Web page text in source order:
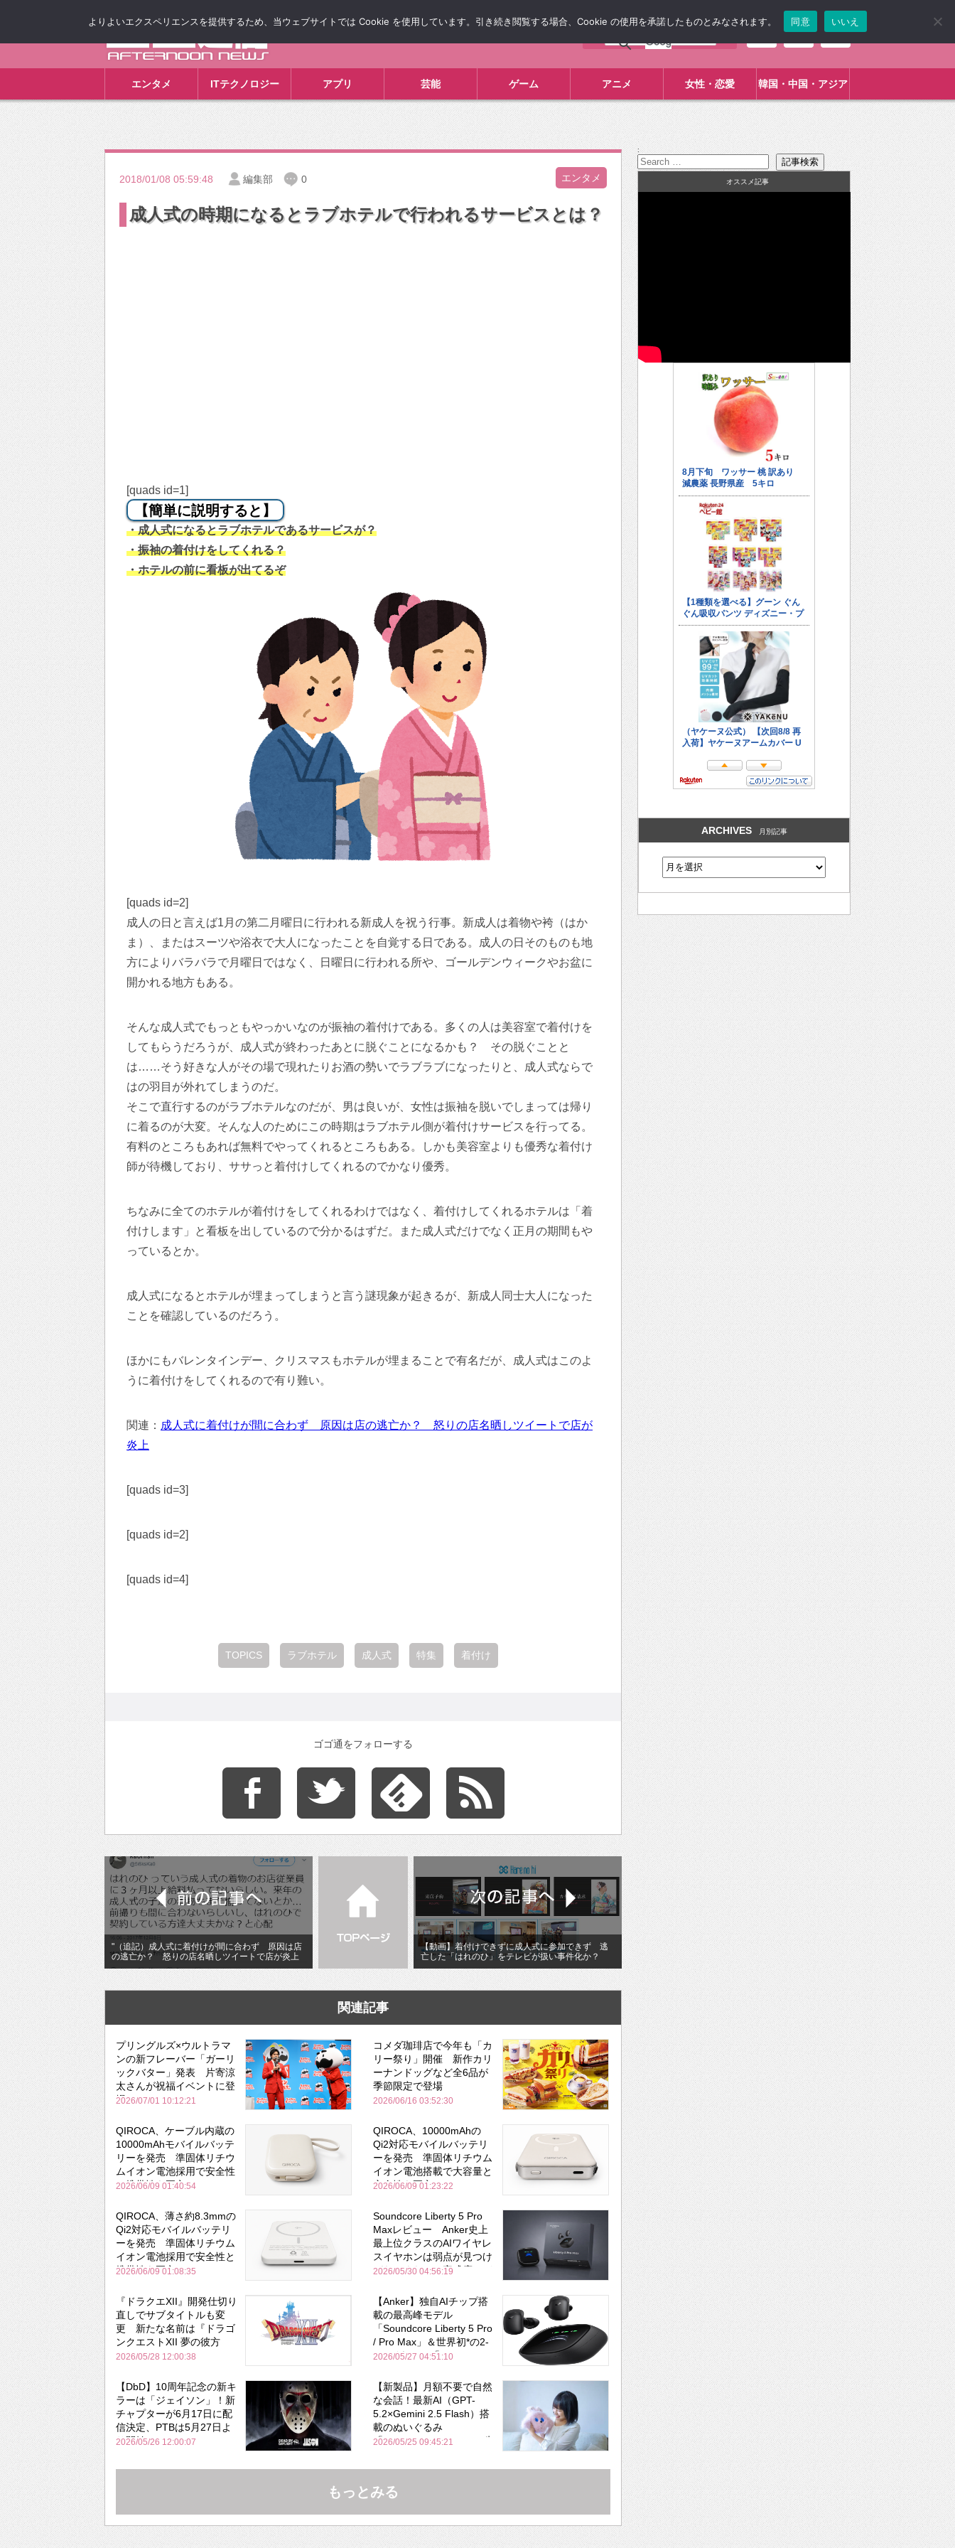
エンタメ ITテクノロジー アプリ 芸能 ゲーム アニメ 女性・恋愛 韓国・中国・アジア
2018/01/08 05:59:48 編集部 0 エンタメ
成人式の時期になるとラブホテルで行われるサービスとは？
[quads id=1]
【簡単に説明すると】
・成人式になるとラブホテルであるサービスが？
・振袖の着付けをしてくれる？
・ホテルの前に看板が出てるぞ
[quads id=2]
成人の日と言えば1月の第二月曜日に行われる新成人を祝う行事。新成人は着物や袴（はか
ま）、またはスーツや浴衣で大人になったことを自覚する日である。成人の日そのものも地
方によりバラバラで月曜日ではなく、日曜日に行われる所や、ゴールデンウィークやお盆に
開かれる地方もある。
そんな成人式でもっともやっかいなのが振袖の着付けである。多くの人は美容室で着付けを
してもらうだろうが、成人式が終わったあとに脱ぐことになるかも？ その脱ぐことと
は……そう好きな人がその場で現れたりお酒の勢いでラブラブになったりと、成人式ならで
はの羽目が外れてしまうのだ。
そこで直行するのがラブホテルなのだが、男は良いが、女性は振袖を脱いでしまっては帰り
に着るのが大変。そんな人のためにこの時期はラブホテル側が着付けサービスを行ってる。
有料のところもあれば無料でやってくれるところもある。しかも美容室よりも優秀な着付け
師が待機しており、ササっと着付けしてくれるのでかなり優秀。
ちなみに全てのホテルが着付けをしてくれるわけではなく、着付けしてくれるホテルは「着
付けします」と看板を出しているので分かるはずだ。また成人式だけでなく正月の期間もや
っているとか。
成人式になるとホテルが埋まってしまうと言う謎現象が起きるが、新成人同士大人になった
ことを確認しているのだろう。
ほかにもバレンタインデー、クリスマスもホテルが埋まることで有名だが、成人式はこのよ
うに着付けをしてくれるので有り難い。
関連： 成人式に着付けが間に合わず 原因は店の逃亡か？ 怒りの店名晒しツイートで店が
炎上
[quads id=3]
[quads id=2]
[quads id=4]
TOPICS ラブホテル 成人式 特集 着付け
ゴゴ通をフォローする
"（追記）成人式に着付けが間に合わず 原因は店
の逃亡か？ 怒りの店名晒しツイートで店が炎上
【動画】着付けできずに成人式に参加できず 逃
亡した「はれのひ」をテレビが扱い事件化か？
関連記事
プリングルズ×ウルトラマ
ンの新フレーバー「ガーリ
ックバター」発表 片寄涼
太さんが祝福イベントに登
場
2026/07/01 10:12:21
コメダ珈琲店で今年も「カ
リー祭り」開催 新作カリ
ーナンドッグなど全6品が
季節限定で登場
2026/06/16 03:52:30
QIROCA、ケーブル内蔵の
10000mAhモバイルバッテ
リーを発売 準固体リチウ
ムイオン電池採用で安全性
と携帯性を両立
2026/06/09 01:40:54
QIROCA、10000mAhの
Qi2対応モバイルバッテリ
ーを発売 準固体リチウム
イオン電池搭載で大容量と
安全性を両立
2026/06/09 01:23:22
QIROCA、薄さ約8.3mmの
Qi2対応モバイルバッテリ
ーを発売 準固体リチウム
イオン電池採用で安全性と
携帯性を両立
2026/06/09 01:08:35
Soundcore Liberty 5 Pro
Maxレビュー Anker史上
最上位クラスのAIワイヤレ
スイヤホンは弱点が見つけ
づらいくらいの完成度にび
Bose並み
2026/05/30 04:56:19
『ドラクエXII』開発仕切り
直しでサブタイトルも変
更 新たな名前は『ドラゴ
ンクエストXII 夢の彼方
へ』
2026/05/28 12:00:38
【Anker】独自AIチップ搭
載の最高峰モデル
「Soundcore Liberty 5 Pro
/ Pro Max」＆世界初*の2-
in-1イヤホン「AeroFit 2
2026/05/27 04:51:10
【DbD】10周年記念の新キ
ラーは「ジェイソン」！新
チャプターが6月17日に配
信決定、PTBは5月27日よ
り開始
2026/05/26 12:00:07
【新製品】月額不要で自然
な会話！最新AI（GPT-
5.2×Gemini 2.5 Flash）搭
載のぬいぐるみ
「KOTTI」、Makuakeで先
2026/05/25 09:45:21
もっとみる
:
オススメ記事
ARCHIVES 月別記事
よりよいエクスペリエンスを提供するため、当ウェブサイトでは Cookie を使用しています。引き続き閲覧する場合、Cookie の使用を承諾したものとみなされます。 同意 いいえ